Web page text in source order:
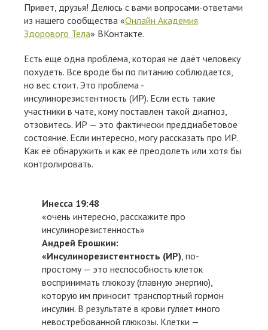
Привет, друзья! Делюсь с вами вопросами-ответами
из нашего сообщества «Онлайн Академия
Здорового Тела» ВКонтакте.
Есть еще одна проблема, которая не даёт человеку
похудеть. Все вроде бы по питанию соблюдается,
но вес стоит. Это проблема -
инсулинорезистентность (ИР). Если есть такие
участники в чате, кому поставлен такой диагноз,
отзовитесь. ИР — это фактически преддиабетовое
состояние. Если интересно, могу рассказать про ИР.
Как её обнаружить и как её преодолеть или хотя бы
контролировать.
Инесса 19:48
«очень интересно, расскажите про
инсулинорезистенность»
Андрей Ерошкин:
«Инсулинорезистентность (ИР) , по-
простому — это неспособность клеток
воспринимать глюкозу (главную энергию),
которую им приносит транспортный гормон
инсулин. В результате в крови гуляет много
невостребованной глюкозы. Клетки —